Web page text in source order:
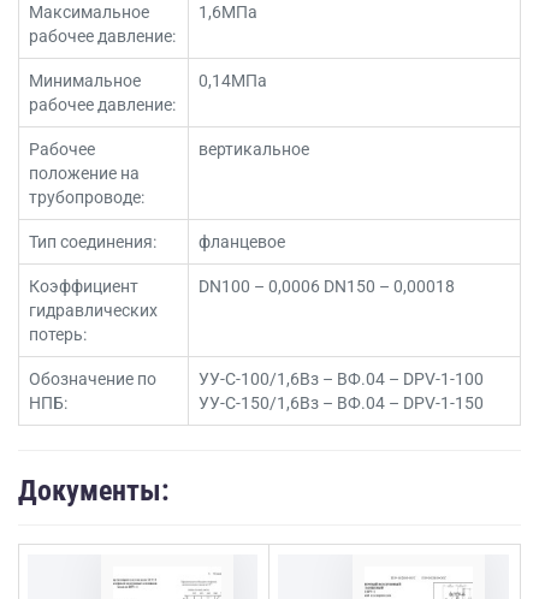
Максимальное
рабочее давление:
1,6МПа
Минимальное
рабочее давление:
0,14МПа
Рабочее
положение на
трубопроводе:
вертикальное
Тип соединения: фланцевое
Коэффициент
гидравлических
потерь:
DN100 – 0,0006 DN150 – 0,00018
Обозначение по
НПБ:
УУ-С-100/1,6Вз – ВФ.04 – DPV-1-100
УУ-С-150/1,6Вз – ВФ.04 – DPV-1-150
Документы: